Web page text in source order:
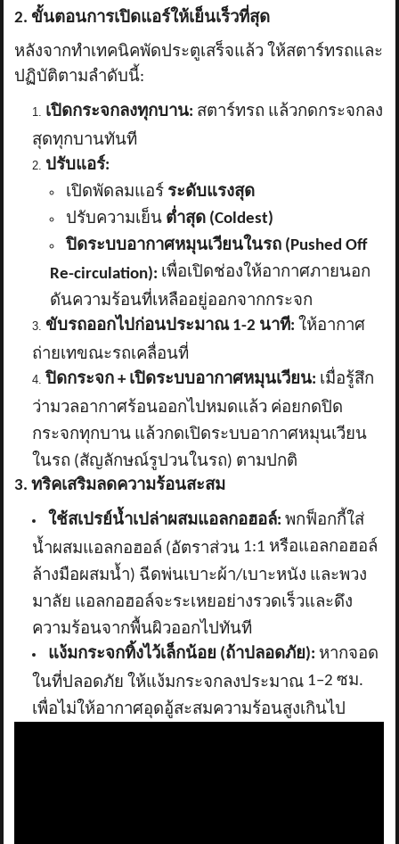
2. ขั้นตอนการเปิดแอร์ให้เย็นเร็วที่สุด
หลังจากทำเทคนิคพัดประตูเสร็จแล้ว ให้สตาร์ทรถและ
ปฏิบัติตามลำดับนี้:
เปิดกระจกลงทุกบาน: สตาร์ทรถ แล้วกดกระจกลง
สุดทุกบานทันที
ปรับแอร์:
เปิดพัดลมแอร์ ระดับแรงสุด
ปรับความเย็น ต่ำสุด (Coldest)
ปิดระบบอากาศหมุนเวียนในรถ (Pushed Off
Re-circulation): เพื่อเปิดช่องให้อากาศภายนอก
ดันความร้อนที่เหลืออยู่ออกจากกระจก
ขับรถออกไปก่อนประมาณ 1-2 นาที: ให้อากาศ
ถ่ายเทขณะรถเคลื่อนที่
ปิดกระจก + เปิดระบบอากาศหมุนเวียน: เมื่อรู้สึก
ว่ามวลอากาศร้อนออกไปหมดแล้ว ค่อยกดปิด
กระจกทุกบาน แล้วกดเปิดระบบอากาศหมุนเวียน
ในรถ (สัญลักษณ์รูปวนในรถ) ตามปกติ
3. ทริคเสริมลดความร้อนสะสม
ใช้สเปรย์น้ำเปล่าผสมแอลกอฮอล์: พกฟ็อกกี้ใส่
น้ำผสมแอลกอฮอล์ (อัตราส่วน 1:1 หรือแอลกอฮอล์
ล้างมือผสมน้ำ) ฉีดพ่นเบาะผ้า/เบาะหนัง และพวง
มาลัย แอลกอฮอล์จะระเหยอย่างรวดเร็วและดึง
ความร้อนจากพื้นผิวออกไปทันที
แง้มกระจกทิ้งไว้เล็กน้อย (ถ้าปลอดภัย): หากจอด
ในที่ปลอดภัย ให้แง้มกระจกลงประมาณ 1–2 ซม.
เพื่อไม่ให้อากาศอุดอู้สะสมความร้อนสูงเกินไป